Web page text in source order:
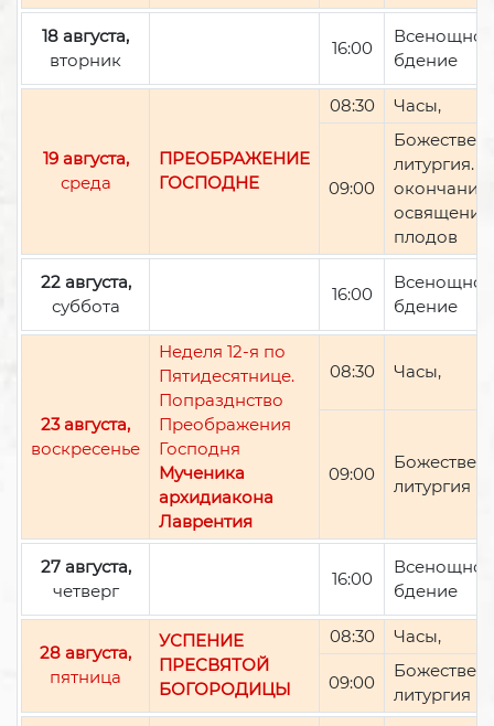
18 августа,
вторник
16:00
Всенощное
бдение
19 августа,
среда
ПРЕОБРАЖЕНИЕ
ГОСПОДНЕ
08:30 Часы,
09:00
литургия.
окончании
освящение
плодов
22 августа,
суббота
16:00
Всенощное
бдение
23 августа,
воскресенье
Неделя 12-я по
Пятидесятнице.
Попразднство
Преображения
Господня
Мученика
архидиакона
Лаврентия
08:30 Часы,
09:00
литургия
27 августа,
четверг
16:00
Всенощное
бдение
28 августа,
пятница
УСПЕНИЕ
ПРЕСВЯТОЙ
БОГОРОДИЦЫ
08:30 Часы,
09:00
литургия